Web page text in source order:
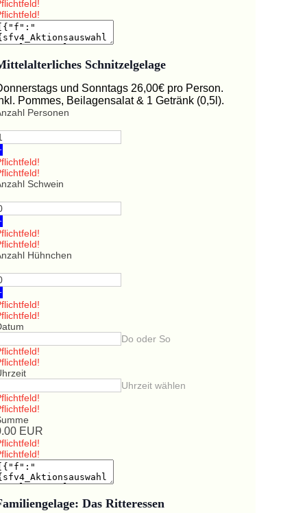
Schnitzelgelage
und Sonntags 26,00€ pro Person.
Pommes, Beilagensalat & 1 Getränk (0,5l).
Personen
Schwein
Hühnchen
Do oder So
Uhrzeit wählen
EUR
Das Ritteressen